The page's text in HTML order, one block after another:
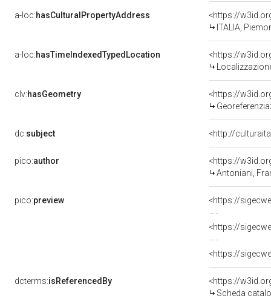
a-loc:hasCulturalPropertyAddress
<https://
ITALIA,
a-loc:hasTimeIndexedTypedLocation
<https://
clv:hasGeometry
<https://
dc:subject <http://
pico:author
<https://
Antoniani,
pico:preview
dcterms:isReferencedBy
<https://
Scheda